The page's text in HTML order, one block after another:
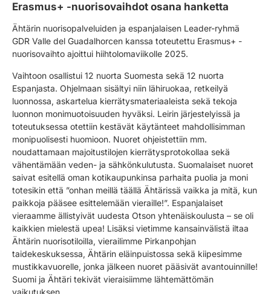
Erasmus+ -nuorisovaihdot osana hanketta
Ähtärin nuorisopalveluiden ja espanjalaisen Leader-ryhmä
GDR Valle del Guadalhorcen kanssa toteutettu Erasmus+ -
nuorisovaihto ajoittui hiihtolomaviikolle 2025.
Vaihtoon osallistui 12 nuorta Suomesta sekä 12 nuorta
Espanjasta. Ohjelmaan sisältyi niin lähiruokaa, retkeilyä
luonnossa, askartelua kierrätysmateriaaleista sekä tekoja
luonnon monimuotoisuuden hyväksi. Leirin järjestelyissä ja
toteutuksessa otettiin kestävät käytänteet mahdollisimman
monipuolisesti huomioon. Nuoret ohjeistettiin mm.
noudattamaan majoitustilojen kierrätysprotokollaa sekä
vähentämään veden- ja sähkönkulutusta. Suomalaiset nuoret
saivat esitellä oman kotikaupunkinsa parhaita puolia ja moni
totesikin että ”onhan meillä täällä Ähtärissä vaikka ja mitä, kun
paikkoja pääsee esittelemään vieraille!”. Espanjalaiset
vieraamme ällistyivät uudesta Otson yhtenäiskoulusta – se oli
kaikkien mielestä upea! Lisäksi vietimme kansainvälistä iltaa
Ähtärin nuorisotiloilla, vierailimme Pirkanpohjan
taidekeskuksessa, Ähtärin eläinpuistossa sekä kiipesimme
mustikkavuorelle, jonka jälkeen nuoret pääsivät avantouinnille!
Suomi ja Ähtäri tekivät vieraisiimme lähtemättömän
vaikutuksen.